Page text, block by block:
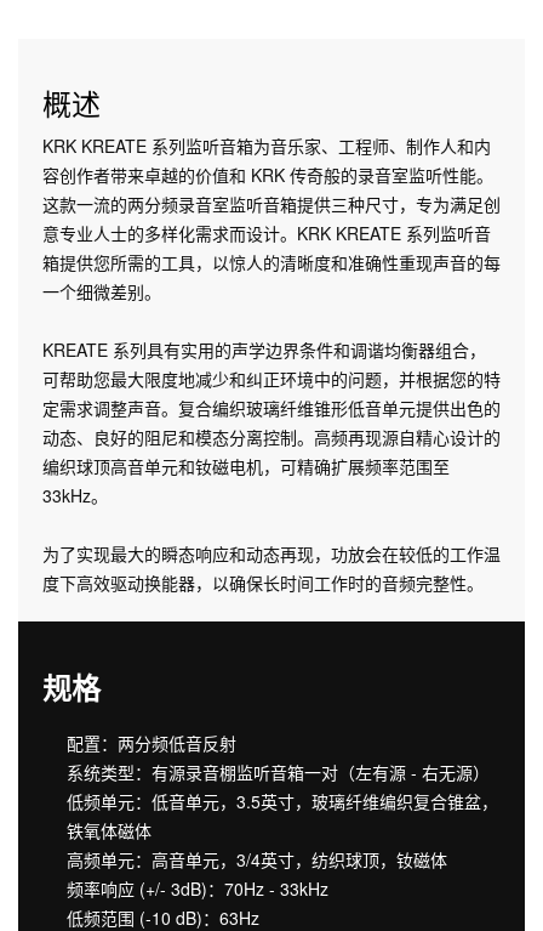
概述
KRK KREATE 系列监听音箱为音乐家、工程师、制作人和内
容创作者带来卓越的价值和 KRK 传奇般的录音室监听性能。
这款一流的两分频录音室监听音箱提供三种尺寸，专为满足创
意专业人士的多样化需求而设计。KRK KREATE 系列监听音
箱提供您所需的工具，以惊人的清晰度和准确性重现声音的每
一个细微差别。
KREATE 系列具有实用的声学边界条件和调谐均衡器组合，
可帮助您最大限度地减少和纠正环境中的问题，并根据您的特
定需求调整声音。复合编织玻璃纤维锥形低音单元提供出色的
动态、良好的阻尼和模态分离控制。高频再现源自精心设计的
编织球顶高音单元和钕磁电机，可精确扩展频率范围至
33kHz。
为了实现最大的瞬态响应和动态再现，功放会在较低的工作温
度下高效驱动换能器，以确保长时间工作时的音频完整性。
规格
配置：两分频低音反射
系统类型：有源录音棚监听音箱一对（左有源 - 右无源）
低频单元：低音单元，3.5英寸，玻璃纤维编织复合锥盆，
铁氧体磁体
高频单元：高音单元，3/4英寸，纺织球顶，钕磁体
频率响应 (+/- 3dB)：70Hz - 33kHz
低频范围 (-10 dB)：63Hz